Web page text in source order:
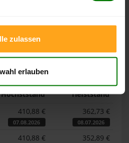
zulassen
erlauben
wurde.
Holzpellets
Höchststand
Tiefststand
410,88 €
07.08.2026
362,73 €
08.07.2026
410,88 € 352,89 €